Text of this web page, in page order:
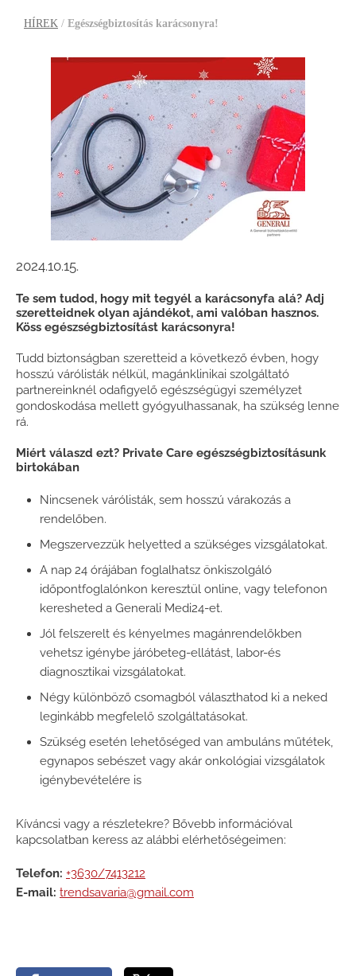
HÍREK / Egészségbiztosítás karácsonyra!
2024.10.15.
Te sem tudod, hogy mit tegyél a karácsonyfa alá? Adj
szeretteidnek olyan ajándékot, ami valóban hasznos.
Köss egészségbiztosítást karácsonyra!
Tudd biztonságban szeretteid a következő évben, hogy
hosszú várólisták nélkül, magánklinikai szolgáltató
partnereinknél odafigyelő egészségügyi személyzet
gondoskodása mellett gyógyulhassanak, ha szükség lenne
rá.
Miért válaszd ezt? Private Care egészségbiztosításunk
birtokában
Nincsenek várólisták, sem hosszú várakozás a
rendelőben.
Megszervezzük helyetted a szükséges vizsgálatokat.
A nap 24 órájában foglalhatsz önkiszolgáló
időpontfoglalónkon keresztül online, vagy telefonon
keresheted a Generali Medi24-et.
Jól felszerelt és kényelmes magánrendelőkben
vehetsz igénybe járóbeteg-ellátást, labor-és
diagnosztikai vizsgálatokat.
Négy különböző csomagból választhatod ki a neked
leginkább megfelelő szolgáltatásokat.
Szükség esetén lehetőséged van ambuláns műtétek,
egynapos sebészet vagy akár onkológiai vizsgálatok
igénybevételére is
Kíváncsi vagy a részletekre? Bővebb információval
kapcsolatban keress az alábbi elérhetőségeimen:
Telefon: +3630/7413212
E-mail: trendsavaria@gmail.com